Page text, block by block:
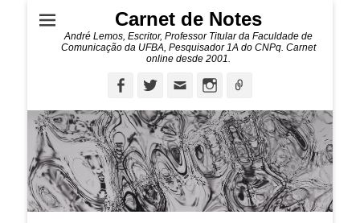
Carnet de Notes
André Lemos, Escritor, Professor Titular da Faculdade de
Comunicação da UFBA, Pesquisador 1A do CNPq. Carnet
online desde 2001.
FacebookTwitterEmail Instagram